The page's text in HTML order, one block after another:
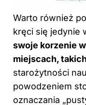
Warto również
kręci się jedynie
swoje korzenie
miejscach,
starożytności
powodzeniem
oznaczania